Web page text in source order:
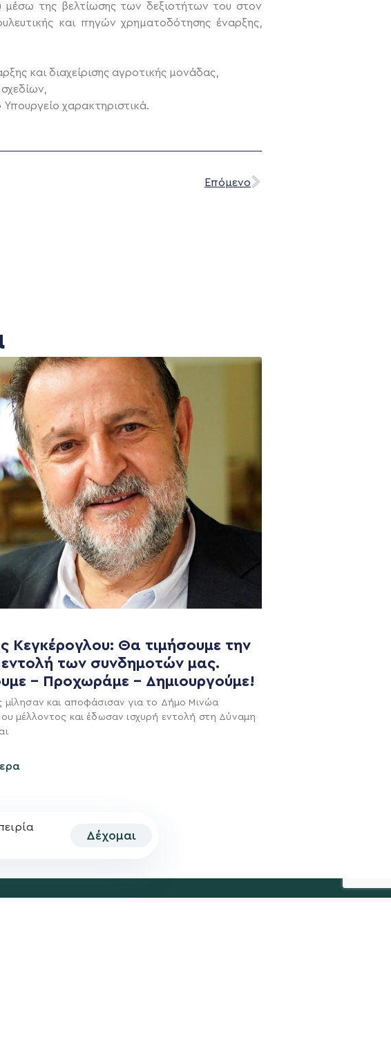
μέσω της βελτίωσης των δεξιοτήτων του στον
και πηγών χρηματοδότησης έναρξης,
και διαχείρισης αγροτικής μονάδας,
χαρακτηριστικά.
Επόμενο
Κεγκέρογλου: Θα τιμήσουμε την
εντολή των συνδημοτών μας.
– Προχωράμε – Δημιουργούμε!
μίλησαν και αποφάσισαν για το Δήμο Μινώα
μέλλοντος και έδωσαν ισχυρή εντολή στη Δύναμη
4800
NEWSLETTER
Δέχομαι